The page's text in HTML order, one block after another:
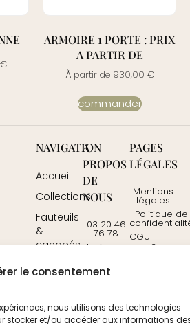
le consentement
nous utilisons des technologies
stocker et/ou accéder aux informations
€
ARMOIRE 1 PORTE : PRIX
A PARTIR DE
À partir de 930,00 €
commander
NAVIGATION
Accueil
Collections
Fauteuils
&
canapés
Mobilier
A
PROPOS
DE
NOUS
03 20 46
76 78
nous
PAGES
LÉGALES
Mentions
légales
Politique de
CGU
– tous droits réservés